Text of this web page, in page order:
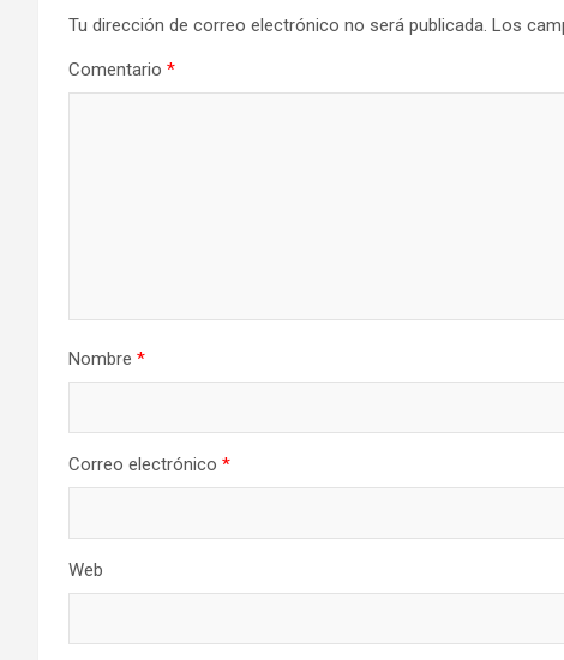
Tu dirección de correo electrónico no será publicada. Los
Comentario *
Nombre *
Correo electrónico *
Web